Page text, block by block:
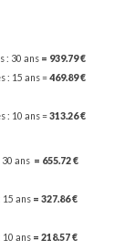
: 30 ans = 939.79 €
: 15 ans =469.89 €
: 10 ans =313.26 €
ans = 655.72 €
15 ans = 327.86 €
10 ans = 218.57 €